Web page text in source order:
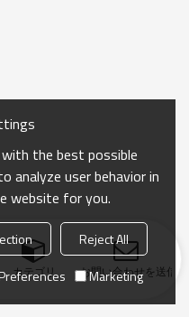
カテゴリ お問い合わせを送信
the best possible
analyze user behavior in
website for you.
Reject All
Marketing